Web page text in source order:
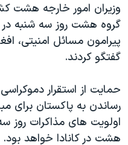
گالری عکس
آرشیو پخش زنده
اعتراضات زن، زندگی، آزادی
مجموعه مستندهای دادخواهی
تریبونال مردمی آبان ۹۸
چهل سال گروگان‌گیری
قانون شفافیت دارائی کادر
اعتراضات مردمی آبان ۹۸
وزیران امور خارجه هشت
گروه هشت روز سه شنبه در
پیرامون مسائل امنیتی،
گفتگو کردند.
حمایت از استقرار
رساندن به پاکستان برای
اولویت های مذاکرات روز
هشت در کانادا خواهد بود.